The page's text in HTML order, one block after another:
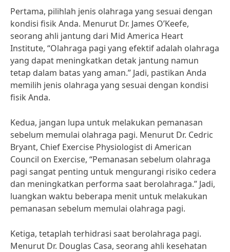
Pertama, pilihlah jenis olahraga yang sesuai dengan
kondisi fisik Anda. Menurut Dr. James O’Keefe,
seorang ahli jantung dari Mid America Heart
Institute, “Olahraga pagi yang efektif adalah olahraga
yang dapat meningkatkan detak jantung namun
tetap dalam batas yang aman.” Jadi, pastikan Anda
memilih jenis olahraga yang sesuai dengan kondisi
fisik Anda.
Kedua, jangan lupa untuk melakukan pemanasan
sebelum memulai olahraga pagi. Menurut Dr. Cedric
Bryant, Chief Exercise Physiologist di American
Council on Exercise, “Pemanasan sebelum olahraga
pagi sangat penting untuk mengurangi risiko cedera
dan meningkatkan performa saat berolahraga.” Jadi,
luangkan waktu beberapa menit untuk melakukan
pemanasan sebelum memulai olahraga pagi.
Ketiga, tetaplah terhidrasi saat berolahraga pagi.
Menurut Dr. Douglas Casa, seorang ahli kesehatan